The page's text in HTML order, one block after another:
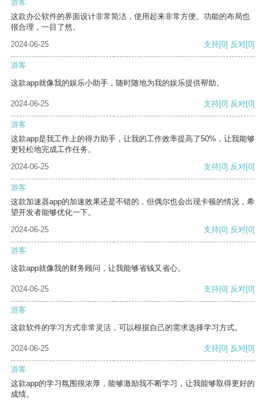
游客
这款办公软件的界面设计非常简洁，使用起来非常方便。功能的布局也
很合理，一目了然。
2024-06-25
支持[0] 反对[0]
游客
这款app就像我的娱乐小助手，随时随地为我的娱乐提供帮助。
2024-06-25 支持[0] 反对[0]
游客
这款app是我工作上的得力助手，让我的工作效率提高了50%，让我能够
更轻松地完成工作任务。
2024-06-25
支持[0] 反对[0]
游客
这款加速器app的加速效果还是不错的，但偶尔也会出现卡顿的情况，希
望开发者能够优化一下。
2024-06-25
支持[0] 反对[0]
游客
这款app就像我的财务顾问，让我能够省钱又省心。
2024-06-25 支持[0] 反对[0]
游客
这款软件的学习方式非常灵活，可以根据自己的需求选择学习方式。
2024-06-25 支持[0] 反对[0]
游客
这款app的学习氛围很浓厚，能够激励我不断学习，让我能够取得更好的
成绩。